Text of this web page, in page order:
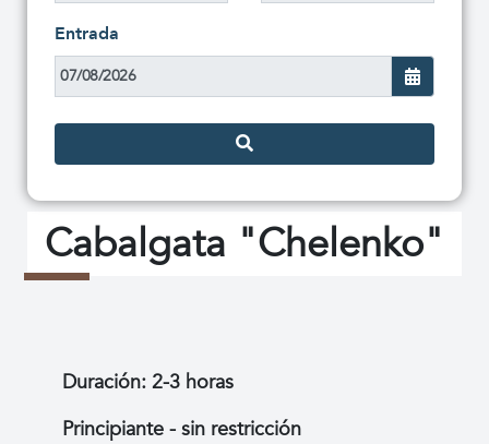
Entrada
Cabalgata "Chelenko"
Duración: 2-3 horas
Principiante - sin restricción